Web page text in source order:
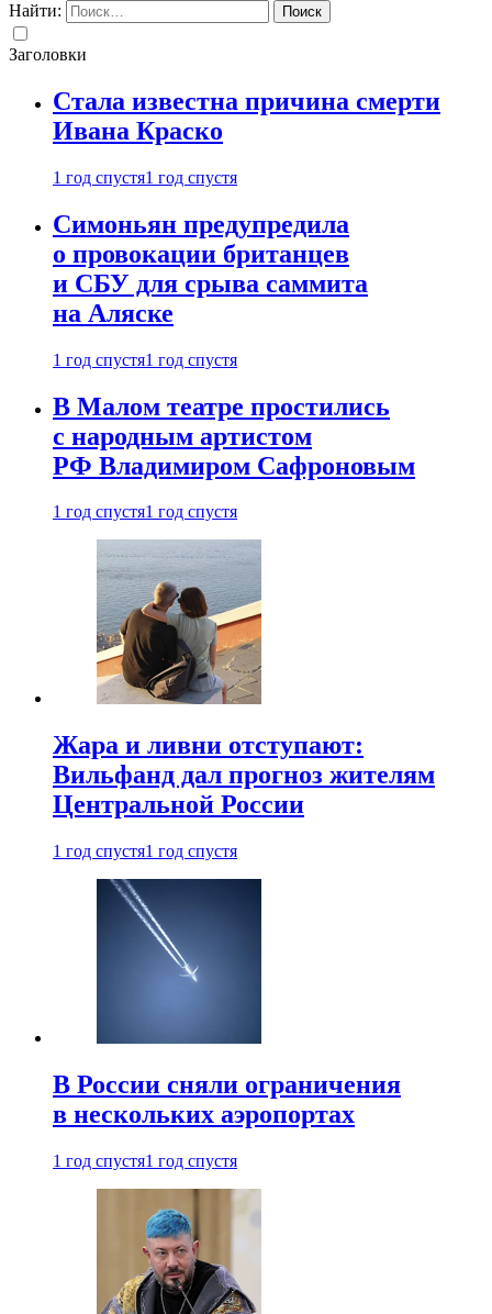
Найти:
Заголовки
Стала известна причина смерти
Ивана Краско
1 год спустя1 год спустя
Симоньян предупредила
о провокации британцев
и СБУ для срыва саммита
на Аляске
1 год спустя1 год спустя
В Малом театре простились
с народным артистом
РФ Владимиром Сафроновым
1 год спустя1 год спустя
Жара и ливни отступают:
Вильфанд дал прогноз жителям
Центральной России
1 год спустя1 год спустя
В России сняли ограничения
в нескольких аэропортах
1 год спустя1 год спустя